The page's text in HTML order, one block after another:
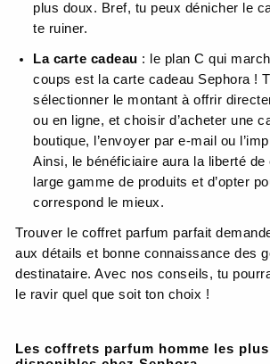
plus doux. Bref, tu peux dénicher le
te ruiner.
La carte cadeau : le plan C qui
coups est la carte cadeau Sephora !
sélectionner le montant à offrir
ou en ligne, et choisir d’acheter une
boutique, l’envoyer par e-mail ou
Ainsi, le bénéficiaire aura la liberté
large gamme de produits et d’opter
correspond le mieux.
Trouver le coffret parfum parfait
aux détails et bonne connaissance des
destinataire. Avec nos conseils, tu
le ravir quel que soit ton choix !
Les coffrets parfum homme les